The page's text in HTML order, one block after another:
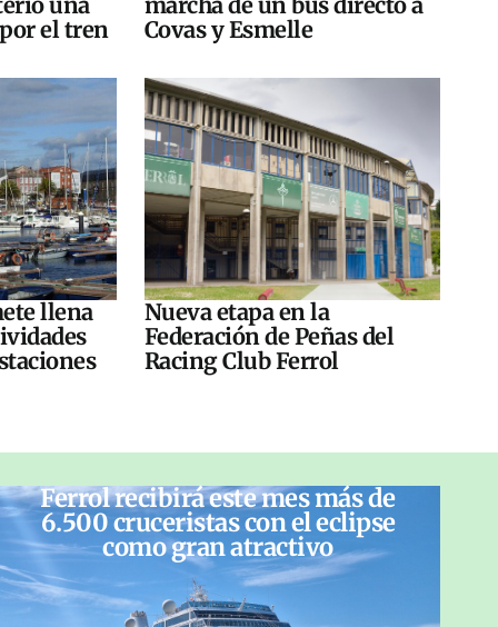
el tren
Covas y Esmelle
llena
Nueva etapa en la
Federación de Peñas del
Racing Club Ferrol
Ferrol recibirá este mes más de
6.500 cruceristas con el eclipse
como gran atractivo